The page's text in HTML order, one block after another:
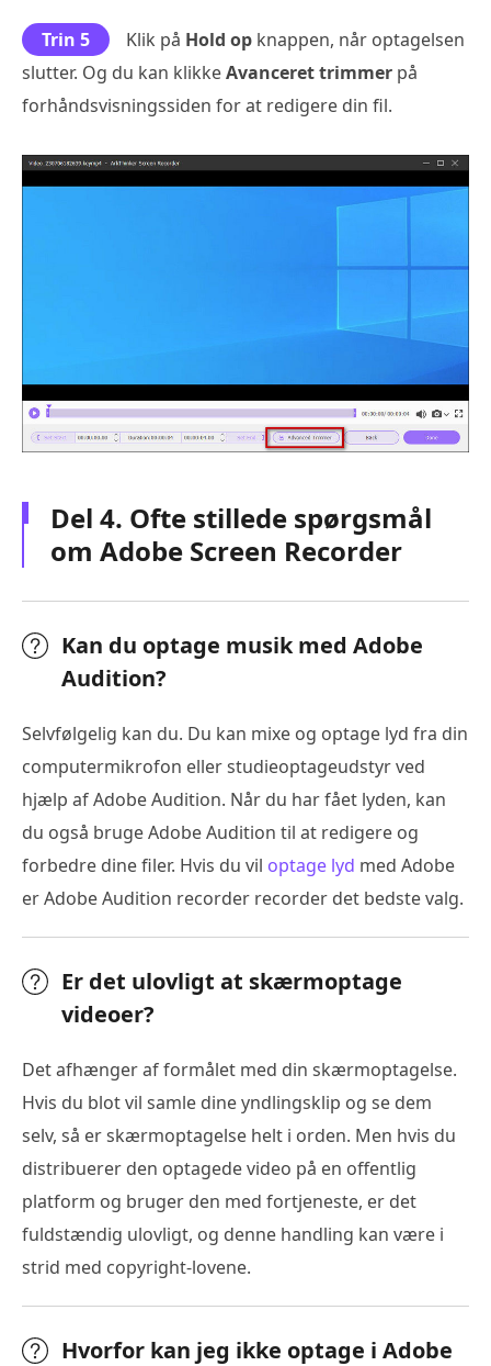
Trin 5 Klik på Hold op knappen, når optagelsen
slutter. Og du kan klikkeAvanceret trimmer på
forhåndsvisningssiden for at redigere din fil.
Del 4. Ofte stillede spørgsmål
om Adobe Screen Recorder
Kan du optage musik med Adobe
Audition?
Selvfølgelig kan du. Du kan mixe og optage lyd fra din
computermikrofon eller studieoptageudstyr ved
hjælp af Adobe Audition. Når du har fået lyden, kan
du også bruge Adobe Audition til at redigere og
forbedre dine filer. Hvis du vil optage lyd med Adobe
er Adobe Audition recorder recorder det bedste valg.
Er det ulovligt at skærmoptage
videoer?
Det afhænger af formålet med din skærmoptagelse.
Hvis du blot vil samle dine yndlingsklip og se dem
selv, så er skærmoptagelse helt i orden. Men hvis du
distribuerer den optagede video på en offentlig
platform og bruger den med fortjeneste, er det
fuldstændig ulovligt, og denne handling kan være i
strid med copyright-lovene.
Hvorfor kan jeg ikke optage i Adobe